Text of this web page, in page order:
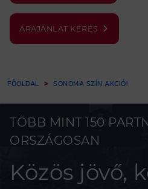
ÁRAJÁNLAT KÉRÉS
FŐOLDAL SONOMA SZÍN AKCIÓ!
TÖBB MINT 150
ORSZÁGOSAN
Közös jövő,